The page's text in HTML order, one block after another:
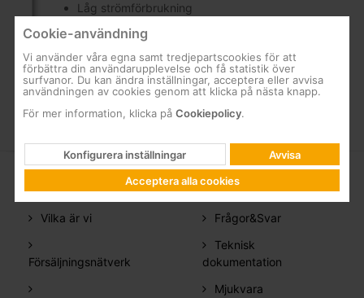
Låg strömförbrukning
Kompatibel med PoE IP-operatörstelefon (ref.
770130)
Vilka är vi
Försäljningsnätverk
SUPPORT
Frågor&Svar
Teknisk
dokumentation
Mjukvara
Cookie-användning
Vi använder våra egna samt tredjepartscookies för att
förbättra din användarupplevelse och få statistik över
surfvanor. Du kan ändra inställningar, acceptera eller avvisa
användningen av cookies genom att klicka på nästa knapp.
För mer information, klicka på Cookiepolicy.
Konfigurera inställningar
Avvisa
Acceptera alla cookies